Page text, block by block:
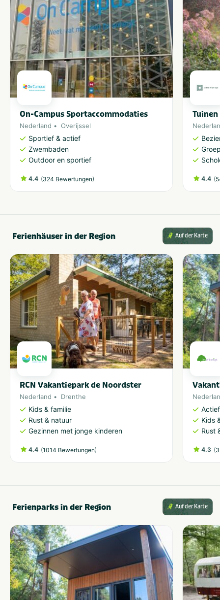
Populäre Filter
Wifi
Geschikt voor campers
Met zwembad
Families met kinderen
Dichtbij centrum
stad/plaats
Größe des Campingplatzes
Klein: < 60 plaatsen
On-Campus Sportaccommodaties
Nederland Overijssel
Sportief & actief
Zwembaden
Outdoor en sportief
4.4 (324 Bewertungen) 4.4 (
Ferienhäuser in der Region Auf der Karte
RCN Vakantiepark de Noordster
Nederland Drenthe
Kids & familie
Rust & natuur
Gezinnen met jonge kinderen
4.4 (1014 Bewertungen)
Kids
Rust
4.3 (
Ferienparks in der Region Auf der Karte